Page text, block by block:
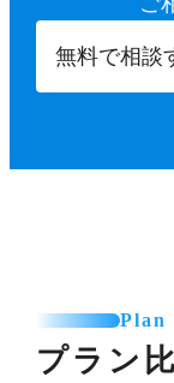
無料で相談
Plan
プラン